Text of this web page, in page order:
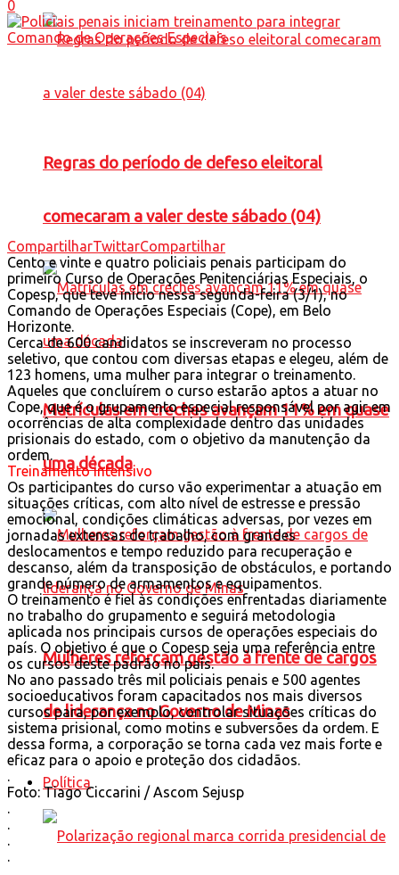
Regras do período de defeso eleitoral
comecaram a valer deste sábado (04)
Matrículas em creches avançam 11% em quase
uma década
Mulheres reforçam gestão à frente de cargos
de liderança no Governo de Minas
Política
0
CompartilharTwittarCompartilhar
Cento e vinte e quatro policiais penais participam do
primeiro Curso de Operações Penitenciárias Especiais, o
Copesp, que teve início nessa segunda-feira (3/1), no
Comando de Operações Especiais (Cope), em Belo
Horizonte.
Cerca de 600 candidatos se inscreveram no processo
seletivo, que contou com diversas etapas e elegeu, além de
123 homens, uma mulher para integrar o treinamento.
Aqueles que concluírem o curso estarão aptos a atuar no
Cope, que é o grupamento especial responsável por agir em
ocorrências de alta complexidade dentro das unidades
prisionais do estado, com o objetivo da manutenção da
ordem.
Treinamento intensivo
Os participantes do curso vão experimentar a atuação em
situações críticas, com alto nível de estresse e pressão
emocional, condições climáticas adversas, por vezes em
jornadas extensas de trabalho, com grandes
deslocamentos e tempo reduzido para recuperação e
descanso, além da transposição de obstáculos, e portando
grande número de armamentos e equipamentos.
O treinamento é fiel às condições enfrentadas diariamente
no trabalho do grupamento e seguirá metodologia
aplicada nos principais cursos de operações especiais do
país. O objetivo é que o Copesp seja uma referência entre
os cursos deste padrão no país.
No ano passado três mil policiais penais e 500 agentes
socioeducativos foram capacitados nos mais diversos
cursos para, por exemplo, controlar situações críticas do
sistema prisional, como motins e subversões da ordem. E
dessa forma, a corporação se torna cada vez mais forte e
eficaz para o apoio e proteção dos cidadãos.
.
Foto: Tiago Ciccarini / Ascom Sejusp
.
.
.
.